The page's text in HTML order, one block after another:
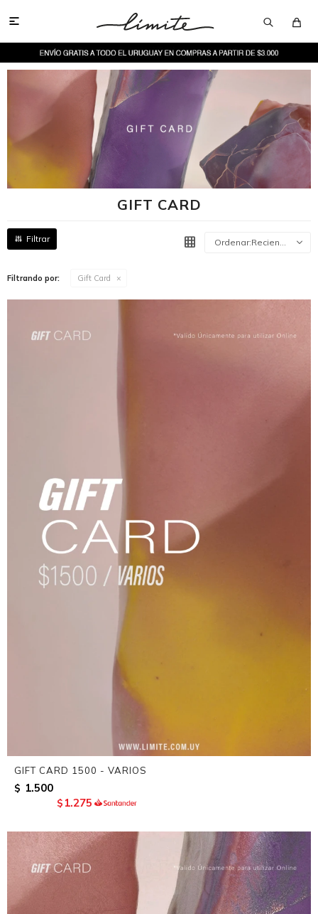

GIFT CARD
Recientes
Filtrando por: Gift Card
GIFT CARD 1500 - VARIOS
$ 1.500
$ 1.275